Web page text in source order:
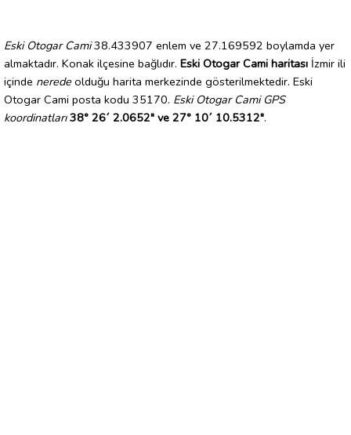
Eski Otogar Cami38.433907 enlem ve 27.169592 boylamda yer
almaktadır. Konak ilçesine bağlıdır. Eski Otogar Cami haritası İzmir ili
içinde nerede olduğu harita merkezinde gösterilmektedir. Eski
Otogar Cami posta kodu 35170. Eski Otogar Cami GPS
koordinatları 38° 26´ 2.0652" ve 27° 10´ 10.5312".